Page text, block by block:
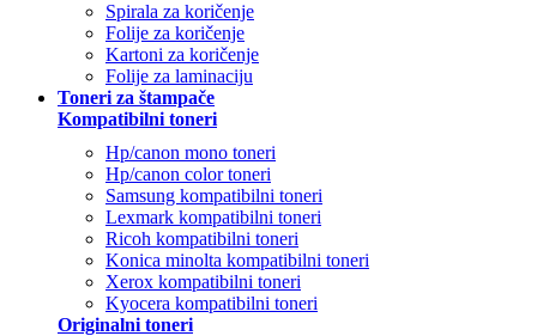
Spirala za koričenje
Folije za koričenje
Kartoni za koričenje
Folije za laminaciju
Toneri za štampače
Kompatibilni toneri
Hp/canon mono toneri
Hp/canon color toneri
Samsung kompatibilni toneri
Lexmark kompatibilni toneri
Ricoh kompatibilni toneri
Konica minolta kompatibilni toneri
Xerox kompatibilni toneri
Kyocera kompatibilni toneri
Originalni toneri